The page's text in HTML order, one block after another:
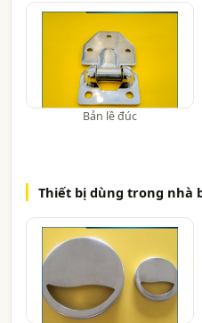
Bản lề đúc
Thiết bị dùng trong nhà